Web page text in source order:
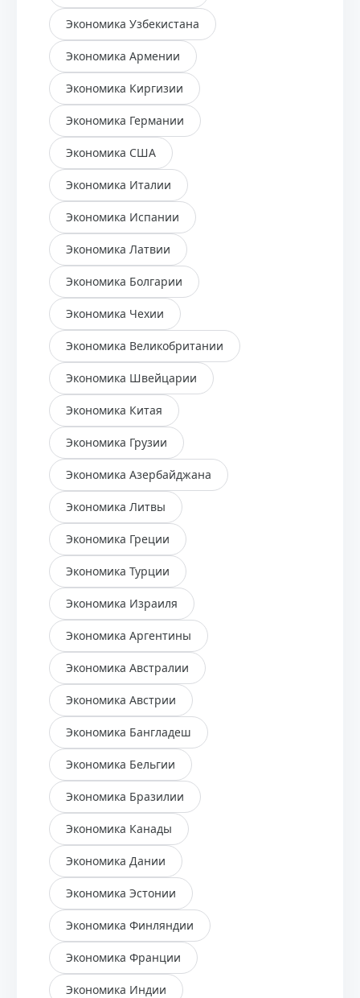
Экономика Узбекистана
Экономика Армении
Экономика Киргизии
Экономика Германии
Экономика США
Экономика Италии
Экономика Испании
Экономика Латвии
Экономика Болгарии
Экономика Чехии
Экономика Великобритании
Экономика Швейцарии
Экономика Китая
Экономика Грузии
Экономика Азербайджана
Экономика Литвы
Экономика Греции
Экономика Турции
Экономика Израиля
Экономика Аргентины
Экономика Австралии
Экономика Австрии
Экономика Бангладеш
Экономика Бельгии
Экономика Бразилии
Экономика Канады
Экономика Дании
Экономика Эстонии
Экономика Финляндии
Экономика Франции
Экономика Индии